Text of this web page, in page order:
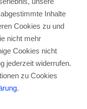
31.05.2019
wieder
die
Inhalte
Cookies zu und
nicht mehr
Cookies nicht
jederzeit widerrufen.
zu Cookies
.